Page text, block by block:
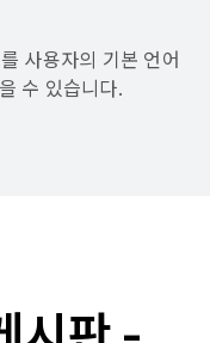
사용자의 기본 언어
수 있습니다.